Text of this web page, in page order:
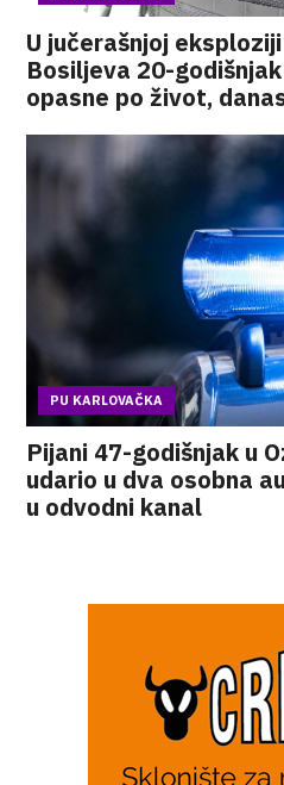
U jučerašnjoj
Bosiljeva 20-
opasne po život,
PU KARLOVAČKA
Pijani 47-godišnjak u
udario u dva osobna
u odvodni kanal